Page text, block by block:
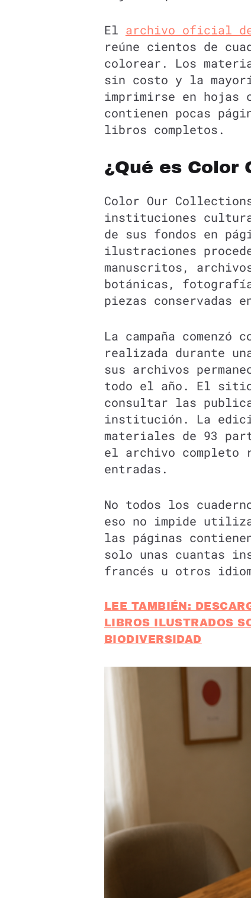
El archivo oficial
reúne cientos de
colorear. Los
sin costo y la
imprimirse en hojas
contienen pocas
libros completos.
¿Qué es Color
Color Our
instituciones
de sus fondos en
ilustraciones
manuscritos,
botánicas,
piezas conservadas
La campaña comenzó
realizada durante
sus archivos
todo el año. El
consultar las
institución. La
materiales de 93
el archivo completo
entradas.
No todos los
eso no impide
las páginas
solo unas cuantas
francés u otros
LEE TAMBIÉN:
LIBROS ILUSTRADOS
BIODIVERSIDAD